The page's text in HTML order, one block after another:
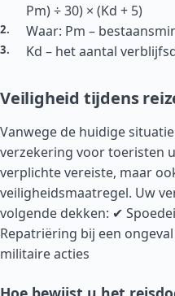
Pm) ÷ 30) × (Kd + 5)
Waar: Pm –
Kd – het aantal
Veiligheid tijdens
Vanwege de huidige
verzekering voor toeristen
verplichte vereiste, maar
veiligheidsmaatregel. Uw
volgende dekken: ✔
Repatriëring bij een
militaire acties